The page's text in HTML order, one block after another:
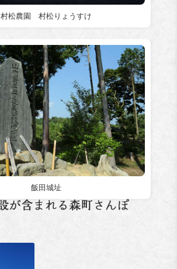
村松農園 村松りょうすけ
飯田城址